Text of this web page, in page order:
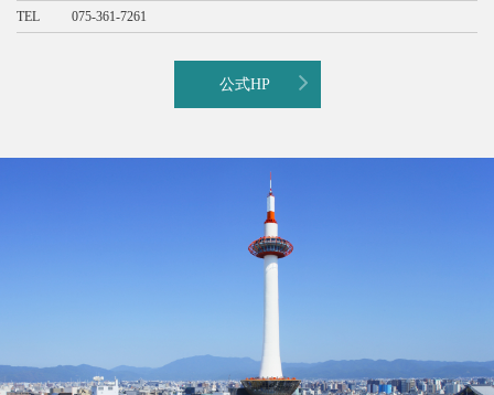
TEL 075-361-7261
公式HP